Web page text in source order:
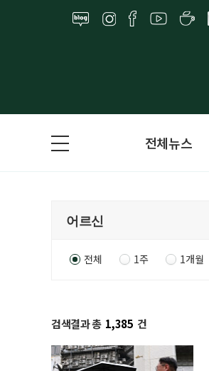
전체뉴스
전체 1주 1개월
검색결과 총 1,385 건